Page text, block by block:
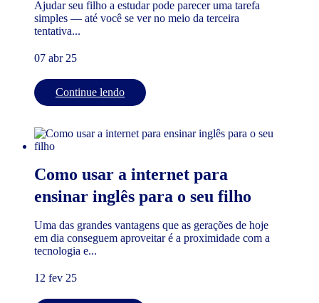
Ajudar seu filho a estudar pode parecer uma tarefa
simples — até você se ver no meio da terceira
tentativa...
07 abr 25
Continue lendo
Como usar a internet para
ensinar inglês para o seu filho
Uma das grandes vantagens que as gerações de hoje
em dia conseguem aproveitar é a proximidade com a
tecnologia e...
12 fev 25